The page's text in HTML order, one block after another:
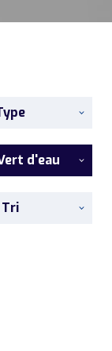
d'eau
Tri